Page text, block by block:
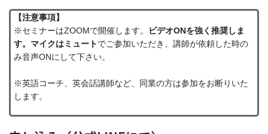
【注意事項】
※セミナーはZOOMで開催します。
ビデオONを強く推奨しま
す。マイクはミュートでご参加いただき、講師が依頼した時の
み音声ONにして下さい。
※英語コーチ、英会話講師など、同業の方は参加をお断りいた
します。